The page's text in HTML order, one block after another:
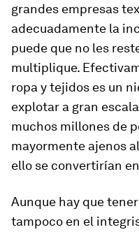
grandes empresas
adecuadamente la
puede que no les
multiplique.
ropa y tejidos es un
explotar a gran
muchos millones de
mayormente ajenos
ello se convertirían
Aunque hay que
tampoco en el